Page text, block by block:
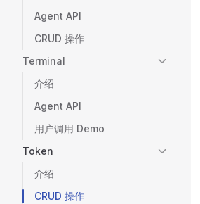
Agent API
CRUD 操作
Terminal
介绍
Agent API
用户调用 Demo
Token
介绍
CRUD 操作